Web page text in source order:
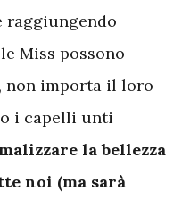
raggiungendo
Miss possono
non importa il loro
i capelli unti
la bellezza
noi (ma sarà